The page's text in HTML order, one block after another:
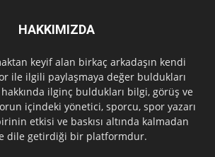
HAKKIMIZDA
keyif alan birkaç arkadaşın kendi
ile ilgili paylaşmaya değer buldukları
ilginç buldukları bilgi, görüş ve
içindeki yönetici, sporcu, spor yazarı
etkisi ve baskısı altında kalmadan
dile getirdiği bir platformdur.